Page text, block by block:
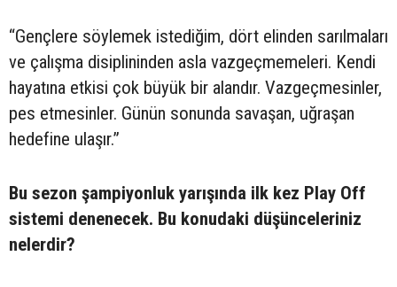
“Gençlere söylemek istediğim, dört elinden sarılmaları
ve çalışma disiplininden asla vazgeçmemeleri. Kendi
hayatına etkisi çok büyük bir alandır. Vazgeçmesinler,
pes etmesinler. Günün sonunda savaşan, uğraşan
hedefine ulaşır.”
Bu sezon şampiyonluk yarışında ilk kez Play Off
sistemi denenecek. Bu konudaki düşünceleriniz
nelerdir?